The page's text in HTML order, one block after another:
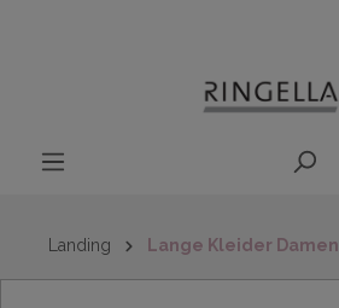
Landing Lange Kleider Damen